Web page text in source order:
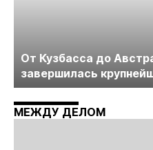
От Кузбасса до
завершилась
технологий «Недра
Майнинг»
МЕЖДУ ДЕЛОМ